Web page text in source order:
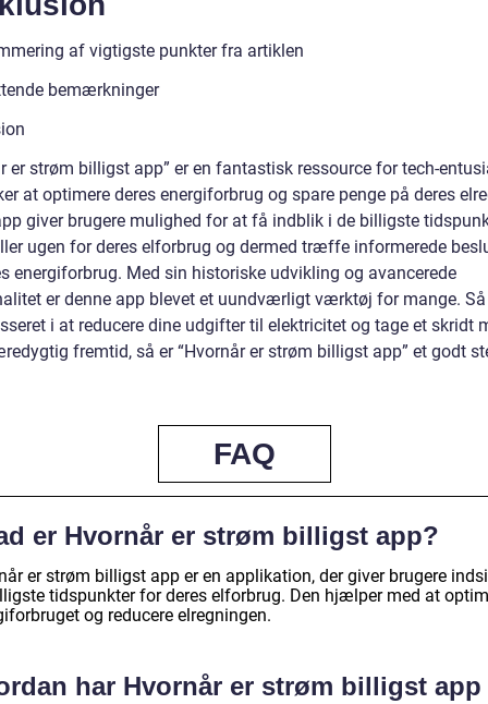
af vigtigste punkter fra artiklen
bemærkninger
er strøm billigst app” er en fantastisk ressource for tech-
at optimere deres energiforbrug og spare penge på deres
giver brugere mulighed for at få indblik i de billigste
ugen for deres elforbrug og dermed træffe informerede
energiforbrug. Med sin historiske udvikling og avancerede
er denne app blevet et uundværligt værktøj for mange.
i at reducere dine udgifter til elektricitet og tage et skridt
fremtid, så er “Hvornår er strøm billigst app” et godt
FAQ
er Hvornår er strøm billigst app?
er strøm billigst app er en applikation, der giver brugere
tidspunkter for deres elforbrug. Den hjælper med at
og reducere elregningen.
har Hvornår er strøm billigst app